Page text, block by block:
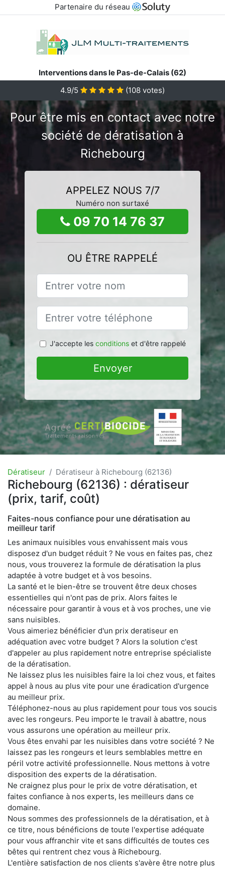
Partenaire du réseau
Interventions dans le Pas-de-Calais (62)
4.9/5
(108 votes)
Pour être mis en contact avec notre
société de dératisation à
Richebourg
APPELEZ NOUS 7/7
Numéro non surtaxé
09 70 14 76 37
OU ÊTRE RAPPELÉ
J'accepte les conditionset d'être rappelé
Envoyer
Dératiseur Dératiseur à Richebourg (62136)
Richebourg (62136) : dératiseur
(prix, tarif, coût)
Faites-nous confiance pour une dératisation au
meilleur tarif
Les animaux nuisibles vous envahissent mais vous
disposez d'un budget réduit ? Ne vous en faites pas, chez
nous, vous trouverez la formule de dératisation la plus
adaptée à votre budget et à vos besoins.
La santé et le bien-être se trouvent être deux choses
essentielles qui n'ont pas de prix. Alors faites le
nécessaire pour garantir à vous et à vos proches, une vie
sans nuisibles.
Vous aimeriez bénéficier d'un prix deratiseur en
adéquation avec votre budget ? Alors la solution c'est
d'appeler au plus rapidement notre entreprise spécialiste
de la dératisation.
Ne laissez plus les nuisibles faire la loi chez vous, et faites
appel à nous au plus vite pour une éradication d'urgence
au meilleur prix.
Téléphonez-nous au plus rapidement pour tous vos soucis
avec les rongeurs. Peu importe le travail à abattre, nous
vous assurons une opération au meilleur prix.
Vous êtes envahi par les nuisibles dans votre société ? Ne
laissez pas les rongeurs et leurs semblables mettre en
péril votre activité professionnelle. Nous mettons à votre
disposition des experts de la dératisation.
Ne craignez plus pour le prix de votre dératisation, et
faites confiance à nos experts, les meilleurs dans ce
domaine.
Nous sommes des professionnels de la dératisation, et à
ce titre, nous bénéficions de toute l'expertise adéquate
pour vous affranchir vite et sans difficultés de toutes ces
bêtes qui rentrent chez vous à Richebourg.
L'entière satisfaction de nos clients s'avère être notre plus